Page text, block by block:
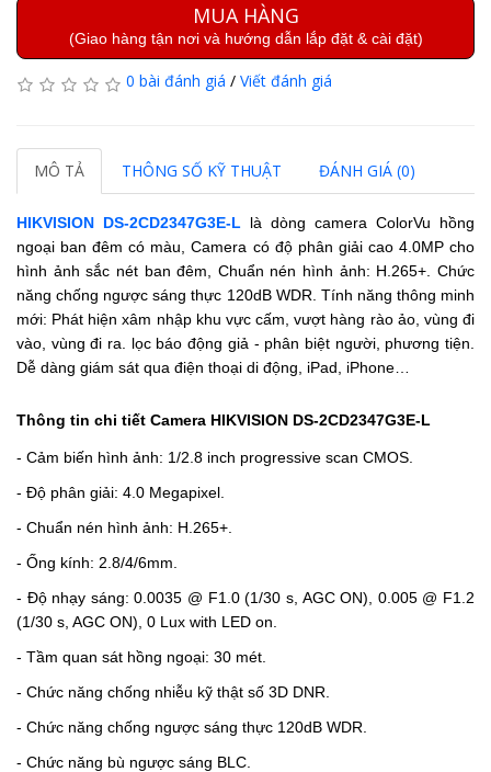
MUA HÀNG
(Giao hàng tận nơi và hướng dẫn lắp đặt & cài đặt)
0 bài đánh giá / Viết đánh giá
MÔ TẢ THÔNG SỐ KỸ THUẬT ĐÁNH GIÁ (0)
HIKVISION DS-2CD2347G3E-L là dòng camera ColorVu hồng
ngoại ban đêm có màu, Camera có độ phân giải cao 4.0MP cho
hình ảnh sắc nét ban đêm, Chuẩn nén hình ảnh: H.265+. Chức
năng chống ngược sáng thực 120dB WDR. Tính năng thông minh
mới: Phát hiện xâm nhập khu vực cấm, vượt hàng rào ảo, vùng đi
vào, vùng đi ra. lọc báo động giả - phân biệt người, phương tiện.
Dễ dàng giám sát qua điện thoại di động, iPad, iPhone…
Thông tin chi tiết Camera HIKVISION DS-2CD2347G3E-L
- Cảm biến hình ảnh: 1/2.8 inch progressive scan CMOS.
- Độ phân giải: 4.0 Megapixel.
- Chuẩn nén hình ảnh: H.265+.
- Ống kính: 2.8/4/6mm.
- Độ nhạy sáng: 0.0035 @ F1.0 (1/30 s, AGC ON), 0.005 @ F1.2
(1/30 s, AGC ON), 0 Lux with LED on.
- Tầm quan sát hồng ngoại: 30 mét.
- Chức năng chống nhiễu kỹ thật số 3D DNR.
- Chức năng chống ngược sáng thực 120dB WDR.
- Chức năng bù ngược sáng BLC.